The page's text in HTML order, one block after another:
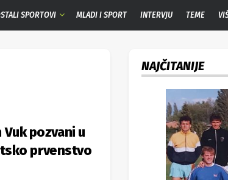
SPORTOVI MLADI I SPORT INTERVJU TEME
pozvani u
prvenstvo
NAJČITANIJE